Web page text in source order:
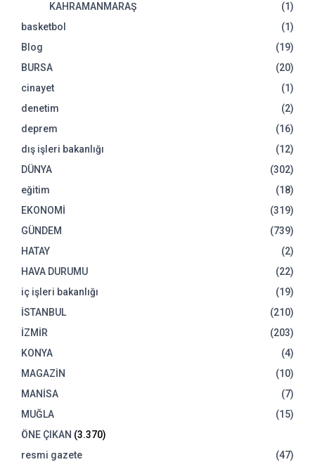
KAHRAMANMARAŞ
(1)
basketbol
(1)
Blog
(19)
BURSA
(20)
cinayet
(1)
denetim
(2)
deprem
(16)
dış işleri bakanlığı
(12)
DÜNYA
(302)
eğitim
(18)
EKONOMİ
(319)
GÜNDEM
(739)
HATAY
(2)
HAVA DURUMU
(22)
iç işleri bakanlığı
(19)
İSTANBUL
(210)
İZMİR
(203)
KONYA
(4)
MAGAZİN
(10)
MANİSA
(7)
MUĞLA
(15)
ÖNE ÇIKAN (3.370)
resmi gazete
(47)